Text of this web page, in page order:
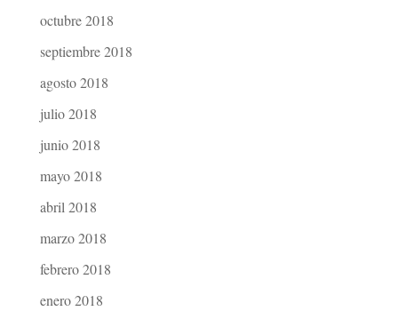
octubre 2018
septiembre 2018
agosto 2018
julio 2018
junio 2018
mayo 2018
abril 2018
marzo 2018
febrero 2018
enero 2018